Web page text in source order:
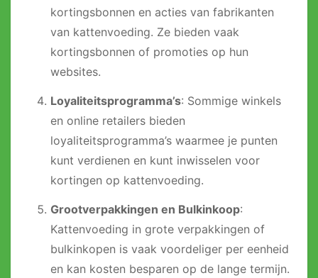
kortingsbonnen en acties van fabrikanten
van kattenvoeding. Ze bieden vaak
kortingsbonnen of promoties op hun
websites.
Loyaliteitsprogramma’s: Sommige winkels
en online retailers bieden
loyaliteitsprogramma’s waarmee je punten
kunt verdienen en kunt inwisselen voor
kortingen op kattenvoeding.
Grootverpakkingen en Bulkinkoop:
Kattenvoeding in grote verpakkingen of
bulkinkopen is vaak voordeliger per eenheid
en kan kosten besparen op de lange termijn.